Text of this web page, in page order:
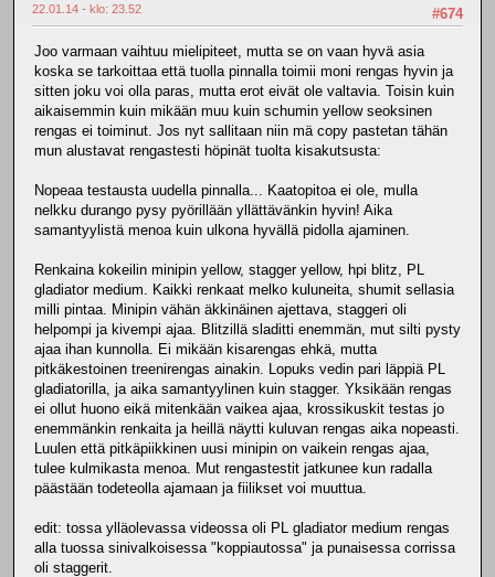
#674
22.01.14 - klo: 23.52
Joo varmaan vaihtuu mielipiteet, mutta se on vaan hyvä asia
koska se tarkoittaa että tuolla pinnalla toimii moni rengas hyvin ja
sitten joku voi olla paras, mutta erot eivät ole valtavia. Toisin kuin
aikaisemmin kuin mikään muu kuin schumin yellow seoksinen
rengas ei toiminut. Jos nyt sallitaan niin mä copy pastetan tähän
mun alustavat rengastesti höpinät tuolta kisakutsusta:
Nopeaa testausta uudella pinnalla... Kaatopitoa ei ole, mulla
nelkku durango pysy pyörillään yllättävänkin hyvin! Aika
samantyylistä menoa kuin ulkona hyvällä pidolla ajaminen.
Renkaina kokeilin minipin yellow, stagger yellow, hpi blitz, PL
gladiator medium. Kaikki renkaat melko kuluneita, shumit sellasia
milli pintaa. Minipin vähän äkkinäinen ajettava, staggeri oli
helpompi ja kivempi ajaa. Blitzillä sladitti enemmän, mut silti pysty
ajaa ihan kunnolla. Ei mikään kisarengas ehkä, mutta
pitkäkestoinen treenirengas ainakin. Lopuks vedin pari läppiä PL
gladiatorilla, ja aika samantyylinen kuin stagger. Yksikään rengas
ei ollut huono eikä mitenkään vaikea ajaa, krossikuskit testas jo
enemmänkin renkaita ja heillä näytti kuluvan rengas aika nopeasti.
Luulen että pitkäpiikkinen uusi minipin on vaikein rengas ajaa,
tulee kulmikasta menoa. Mut rengastestit jatkunee kun radalla
päästään todeteolla ajamaan ja fiilikset voi muuttua.
edit: tossa ylläolevassa videossa oli PL gladiator medium rengas
alla tuossa sinivalkoisessa "koppiautossa" ja punaisessa corrissa
oli staggerit.